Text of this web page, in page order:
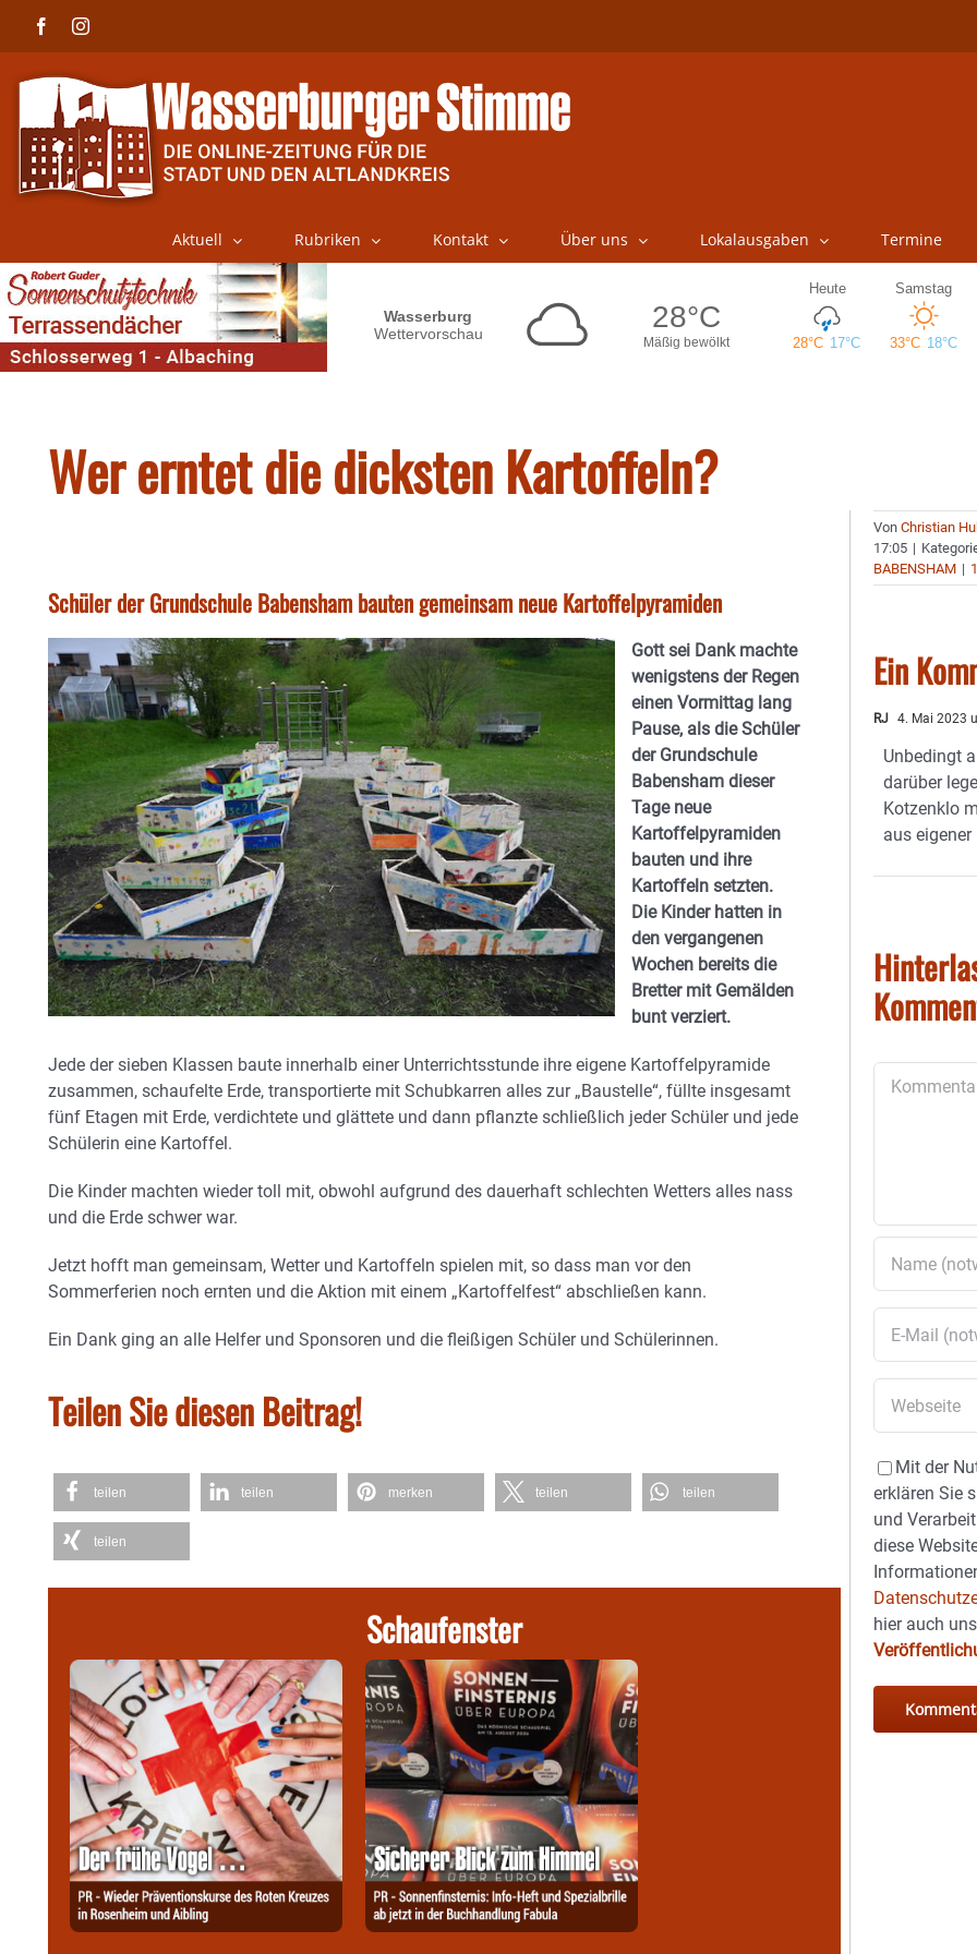
FacebookInstagram
Aktuell Rubriken Kontakt Über uns Lokalausgaben Termine
Wer erntet die dicksten Kartoffeln?
Schüler der Grundschule Babensham bauten gemeinsam neue Kartoffelpyramiden
Gott sei Dank machte
wenigstens der Regen
einen Vormittag lang
Pause, als die Schüler
der Grundschule
Babensham dieser
Tage neue
Kartoffelpyramiden
bauten und ihre
Kartoffeln setzten.
Die Kinder hatten in
den vergangenen
Wochen bereits die
Bretter mit Gemälden
bunt verziert.
Jede der sieben Klassen baute innerhalb einer Unterrichtsstunde ihre eigene Kartoffelpyramide
zusammen, schaufelte Erde, transportierte mit Schubkarren alles zur „Baustelle“, füllte insgesamt
fünf Etagen mit Erde, verdichtete und glättete und dann pflanzte schließlich jeder Schüler und jede
Schülerin eine Kartoffel.
Die Kinder machten wieder toll mit, obwohl aufgrund des dauerhaft schlechten Wetters alles nass
und die Erde schwer war.
Jetzt hofft man gemeinsam, Wetter und Kartoffeln spielen mit, so dass man vor den
Sommerferien noch ernten und die Aktion mit einem „Kartoffelfest“ abschließen kann.
Ein Dank ging an alle Helfer und Sponsoren und die fleißigen Schüler und Schülerinnen.
Teilen Sie diesen Beitrag!
teilen teilen merken teilen teilen
teilen
Schaufenster
VonChristian
17:05 |
BABENSHAM |
Ein
RJ 4. Mai 2023
Unbedingt
darüber
Kotzenklo
aus
Mit der
erklären Sie
und
diese
hier auch